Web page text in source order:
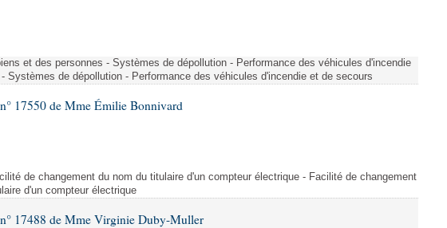
et des personnes - Systèmes de dépollution - Performance des véhicules d'incendie
Systèmes de dépollution - Performance des véhicules d'incendie et de secours
17550 de Mme Émilie Bonnivard
de changement du nom du titulaire d'un compteur électrique - Facilité de changement
d'un compteur électrique
17488 de Mme Virginie Duby-Muller